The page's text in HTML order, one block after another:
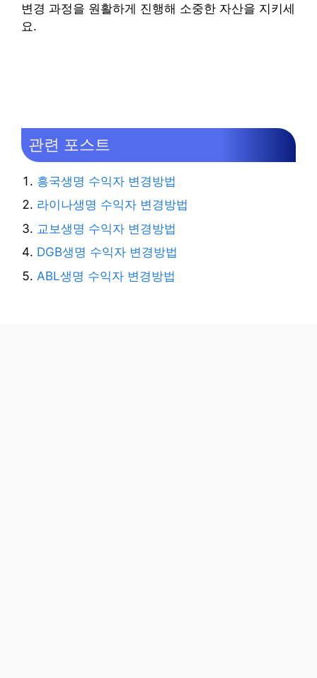
변경 과정을 원활하게 진행해 소중한 자산을 지키세
요.
관련 포스트
흥국생명 수익자 변경방법
라이나생명 수익자 변경방법
교보생명 수익자 변경방법
DGB생명 수익자 변경방법
ABL생명 수익자 변경방법